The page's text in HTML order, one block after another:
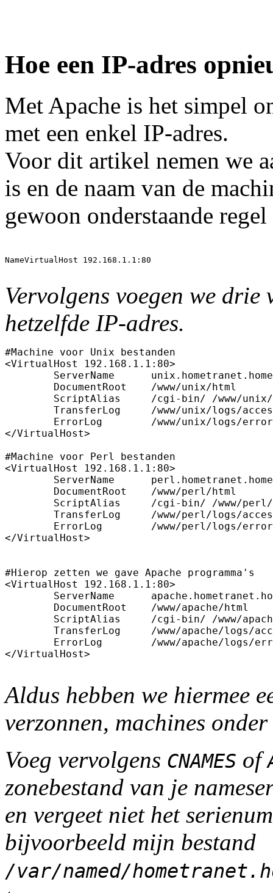
Hoe een IP-adres
Met Apache is het simpel
met een enkel IP-adres.
Voor dit artikel nemen we
is en de naam van de
gewoon onderstaande
NameVirtualHost 192.168.1.1:80
Vervolgens voegen we drie
hetzelfde IP-adres.
#Machine voor Unix bestanden
<VirtualHost 192.168.1.1:80>
</VirtualHost>
#Machine voor Perl bestanden
<VirtualHost 192.168.1.1:80>
</VirtualHost>
#Hierop zetten we gave Apache programma's
<VirtualHost 192.168.1.1:80>
</VirtualHost>
Aldus hebben we hiermee
verzonnen, machines onder
Voeg vervolgens CNAMES of
zonebestand van je
en vergeet niet het
bijvoorbeeld mijn bestand
/var/named/